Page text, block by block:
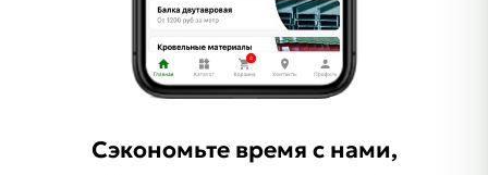
Сэкономьте время с нами,